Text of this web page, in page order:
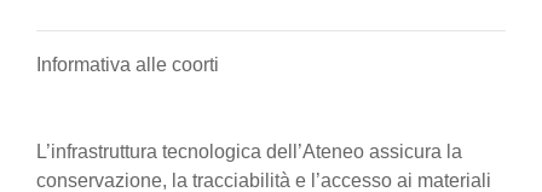
Informativa alle coorti
L’infrastruttura tecnologica dell’Ateneo assicura la
conservazione, la tracciabilità e l’accesso ai materiali